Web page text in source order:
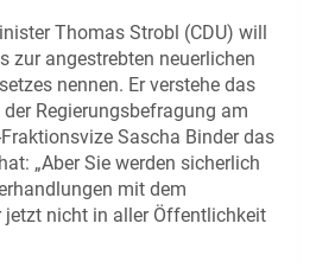
Thomas Strobl (CDU) will
zur angestrebten neuerlichen
nennen. Er verstehe das
Regierungsbefragung am
Sascha Binder das
„Aber Sie werden sicherlich
mit dem
jetzt nicht in aller Öffentlichkeit